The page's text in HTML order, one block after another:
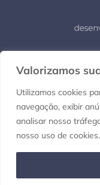
Valorizamos
Utilizamos cookies
navegação, exibir
analisar nosso
nosso uso de cookies.